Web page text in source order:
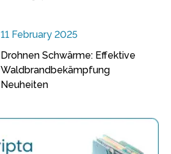
11 February 2025
Drohnen Schwärme: Effektive
Waldbrandbekämpfung
Neuheiten